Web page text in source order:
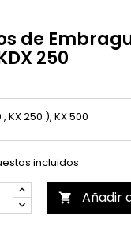
de
250
KX 250 ), KX 500
incluidos
 Añadir